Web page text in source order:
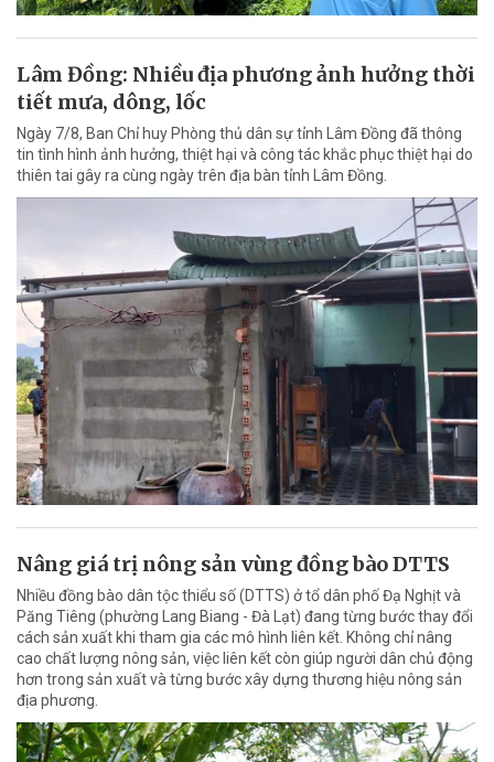
Lâm Đồng: Nhiều địa phương ảnh hưởng thời
tiết mưa, dông, lốc
Ngày 7/8, Ban Chỉ huy Phòng thủ dân sự tỉnh Lâm Đồng đã thông
tin tình hình ảnh hưởng, thiệt hại và công tác khắc phục thiệt hại do
thiên tai gây ra cùng ngày trên địa bàn tỉnh Lâm Đồng.
Nâng giá trị nông sản vùng đồng bào DTTS
Nhiều đồng bào dân tộc thiểu số (DTTS) ở tổ dân phố Đạ Nghịt và
Păng Tiêng (phường Lang Biang - Đà Lạt) đang từng bước thay đổi
cách sản xuất khi tham gia các mô hình liên kết. Không chỉ nâng
cao chất lượng nông sản, việc liên kết còn giúp người dân chủ động
hơn trong sản xuất và từng bước xây dựng thương hiệu nông sản
địa phương.